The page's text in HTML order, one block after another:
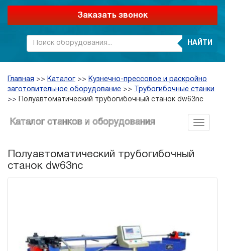
Заказать звонок
НАЙТИ
Главная >> Каталог >> Кузнечно-прессовое и раскройно
заготовительное оборудование >>
Трубогибочные станки
>>
Полуавтоматический трубогибочный станок dw63nc
Каталог станков и оборудования
Полуавтоматический трубогибочный
станок dw63nc